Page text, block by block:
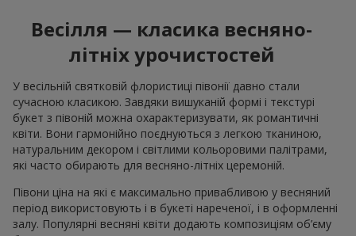
Весілля — класика весняно-
літніх урочистостей
У весільній святковій флористиці півонії давно стали
сучасною класикою. Завдяки вишуканій формі і текстурі
букет з півоній можна охарактеризувати, як романтичні
квіти. Вони гармонійно поєднуються з легкою тканиною,
натуральним декором і світлими кольоровими палітрами,
які часто обирають для весняно-літніх церемоній.
Півони ціна на які є максимально привабливою у весняний
період використовують і в букеті нареченої, і в оформленні
залу. Популярні весняні квіти додають композиціям об’єму